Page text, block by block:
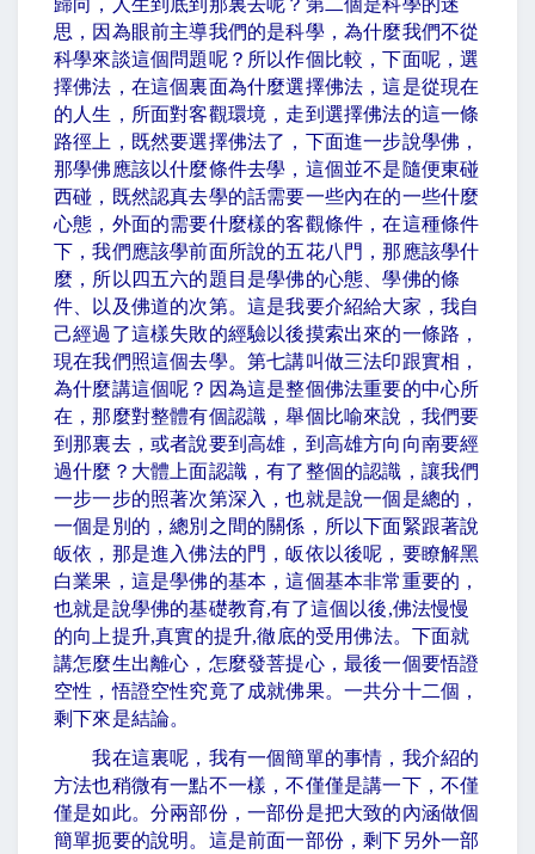
歸向，人生到底到那裏去呢？第二個是科學的迷
思，因為眼前主導我們的是科學，為什麼我們不從
科學來談這個問題呢？所以作個比較，下面呢，選
擇佛法，在這個裏面為什麼選擇佛法，這是從現在
的人生，所面對客觀環境，走到選擇佛法的這一條
路徑上，既然要選擇佛法了，下面進一步說學佛，
那學佛應該以什麼條件去學，這個並不是隨便東碰
西碰，既然認真去學的話需要一些內在的一些什麼
心態，外面的需要什麼樣的客觀條件，在這種條件
下，我們應該學前面所說的五花八門，那應該學什
麼，所以四五六的題目是學佛的心態、學佛的條
件、以及佛道的次第。這是我要介紹給大家，我自
己經過了這樣失敗的經驗以後摸索出來的一條路，
現在我們照這個去學。第七講叫做三法印跟實相，
為什麼講這個呢？因為這是整個佛法重要的中心所
在，那麼對整體有個認識，舉個比喻來說，我們要
到那裏去，或者說要到高雄，到高雄方向向南要經
過什麼？大體上面認識，有了整個的認識，讓我們
一步一步的照著次第深入，也就是說一個是總的，
一個是別的，總別之間的關係，所以下面緊跟著說
皈依，那是進入佛法的門，皈依以後呢，要瞭解黑
白業果，這是學佛的基本，這個基本非常重要的，
也就是說學佛的基礎教育,有了這個以後,佛法慢慢
的向上提升,真實的提升,徹底的受用佛法。下面就
講怎麼生出離心，怎麼發菩提心，最後一個要悟證
空性，悟證空性究竟了成就佛果。一共分十二個，
剩下來是結論。
我在這裏呢，我有一個簡單的事情，我介紹的
方法也稍微有一點不一樣，不僅僅是講一下，不僅
僅是如此。分兩部份，一部份是把大致的內涵做個
簡單扼要的說明。這是前面一部份，剩下另外一部